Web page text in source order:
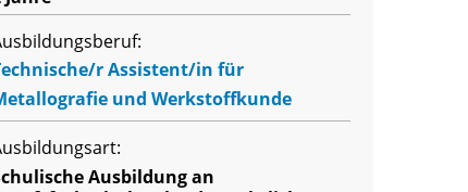
r Assistent/in für
und Werkstoffkunde
Ausbildung an